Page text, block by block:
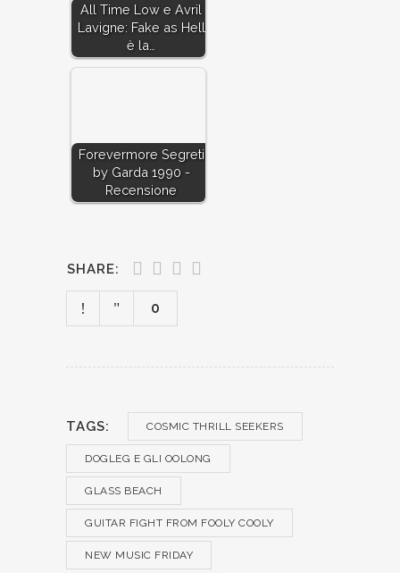
All Time Low e Avril
Lavigne: Fake as Hell
è la…
Forevermore Segreti
by Garda 1990 -
Recensione
SHARE:
0
TAGS: COSMIC THRILL SEEKERS
DOGLEG E GLI OOLONG
GLASS BEACH
GUITAR FIGHT FROM FOOLY COOLY
NEW MUSIC FRIDAY